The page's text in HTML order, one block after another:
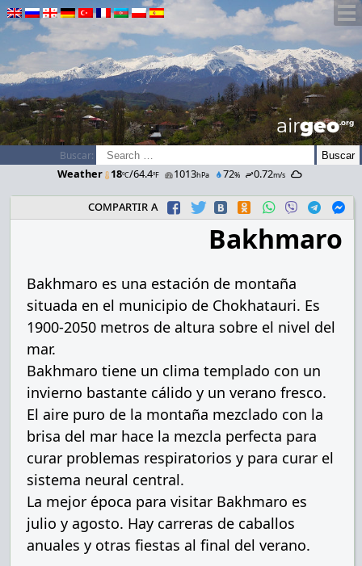
airGEO.oRg
Buscar:
Weather 18ºC/64.4ºF 1013hPa 72% 0.72m/s
compartir a
Bakhmaro
Bakhmaro es una estación de montaña
situada en el municipio de Chokhatauri. Es
1900-2050 metros de altura sobre el nivel del
mar.
Bakhmaro tiene un clima templado con un
invierno bastante cálido y un verano fresco.
El aire puro de la montaña mezclado con la
brisa del mar hace la mezcla perfecta para
curar problemas respiratorios y para curar el
sistema neural central.
La mejor época para visitar Bakhmaro es
julio y agosto. Hay carreras de caballos
anuales y otras fiestas al final del verano.